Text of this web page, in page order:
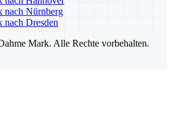
nach Nürnberg
Dresden
Mark. Alle Rechte vorbehalten.